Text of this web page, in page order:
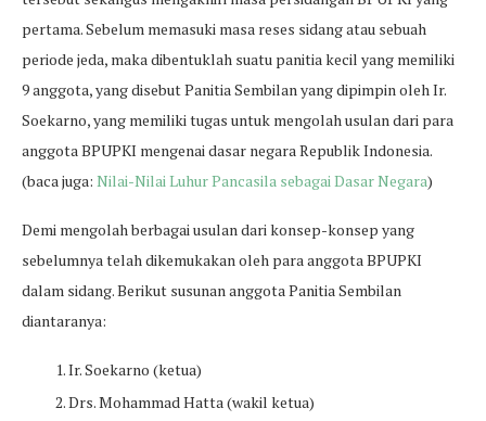
pertama. Sebelum memasuki masa reses sidang atau sebuah
periode jeda, maka dibentuklah suatu panitia kecil yang memiliki
9 anggota, yang disebut Panitia Sembilan yang dipimpin oleh Ir.
Soekarno, yang memiliki tugas untuk mengolah usulan dari para
anggota BPUPKI mengenai dasar negara Republik Indonesia.
(baca juga: Nilai-Nilai Luhur Pancasila sebagai Dasar Negara)
Demi mengolah berbagai usulan dari konsep-konsep yang
sebelumnya telah dikemukakan oleh para anggota BPUPKI
dalam sidang. Berikut susunan anggota Panitia Sembilan
diantaranya:
Ir. Soekarno (ketua)
Drs. Mohammad Hatta (wakil ketua)